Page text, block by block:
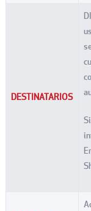
DESTINATARIOS